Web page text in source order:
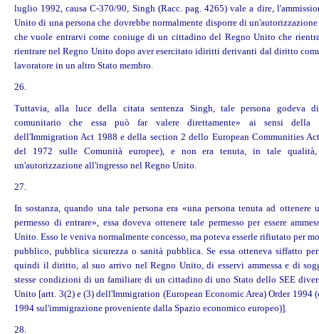
luglio 1992, causa C-370/90, Singh (Racc. pag. 4265) vale a dire,
Unito di una persona che dovrebbe normalmente disporre di
che vuole entrarvi come coniuge di un cittadino del Regno Unito che
rientrare nel Regno Unito dopo aver esercitato idiritti derivanti dal diritto
lavoratore in un altro Stato membro.
26.
Tuttavia, alla luce della citata sentenza Singh, tale persona godeva
comunitario che essa può far valere direttamente» ai sensi della
dell'Immigration Act 1988 e della section 2 dello European Communities
del 1972 sulle Comunità europee), e non era tenuta, in tale qualità,
un'autorizzazione all'ingresso nel Regno Unito.
27.
In sostanza, quando una tale persona era «una persona tenuta ad ottenere
permesso di entrare», essa doveva ottenere tale permesso per essere
Unito. Esso le veniva normalmente concesso, ma poteva esserle rifiutato per
pubblico, pubblica sicurezza o sanità pubblica. Se essa otteneva siffatto
quindi il diritto, al suo arrivo nel Regno Unito, di esservi ammessa e di
stesse condizioni di un familiare di un cittadino di uno Stato dello SEE
Unito [artt. 3(2) e (3) dell'Immigration (European Economic Area) Order 1994
1994 sul'immigrazione proveniente dalla Spazio economico europeo)].
28.